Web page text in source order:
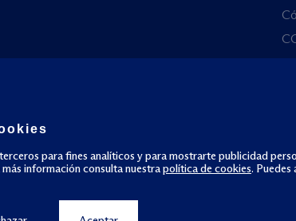
para fines analíticos y para mostrarte publicidad
información consulta nuestrapolítica de cookies. Puedes